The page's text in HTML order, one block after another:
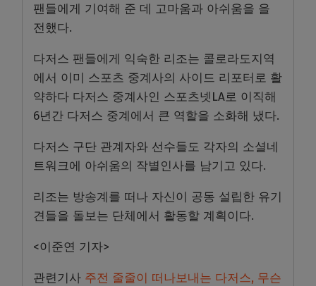
팬들에게 기여해 준 데 고마움과 아쉬움을 을
전했다.
다저스 팬들에게 익숙한 리조는 콜로라도지역
에서 이미 스포츠 중계사의 사이드 리포터로 활
약하다 다저스 중계사인 스포츠넷LA로 이직해
6년간 다저스 중계에서 큰 역할을 소화해 냈다.
다저스 구단 관계자와 선수들도 각자의 소셜네
트워크에 아쉬움의 작별인사를 남기고 있다.
리조는 방송계를 떠나 자신이 공동 설립한 유기
견들을 돌보는 단체에서 활동할 계획이다.
<이준연 기자>
관련기사 주전 줄줄이 떠나보내는 다저스, 무슨